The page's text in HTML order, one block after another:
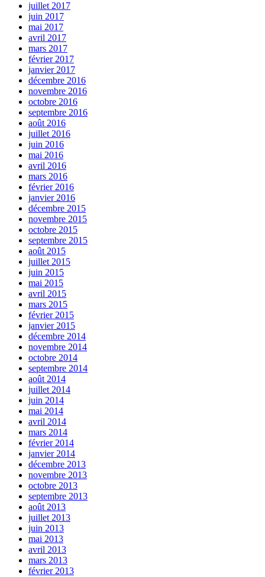
juillet 2017
juin 2017
mai 2017
avril 2017
mars 2017
février 2017
janvier 2017
décembre 2016
novembre 2016
octobre 2016
septembre 2016
août 2016
juillet 2016
juin 2016
mai 2016
avril 2016
mars 2016
février 2016
janvier 2016
décembre 2015
novembre 2015
octobre 2015
septembre 2015
août 2015
juillet 2015
juin 2015
mai 2015
avril 2015
mars 2015
février 2015
janvier 2015
décembre 2014
novembre 2014
octobre 2014
septembre 2014
août 2014
juillet 2014
juin 2014
mai 2014
avril 2014
mars 2014
février 2014
janvier 2014
décembre 2013
novembre 2013
octobre 2013
septembre 2013
août 2013
juillet 2013
juin 2013
mai 2013
avril 2013
mars 2013
février 2013